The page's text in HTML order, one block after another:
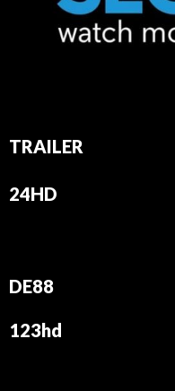
TRAILER
24HD
DE88
123hd